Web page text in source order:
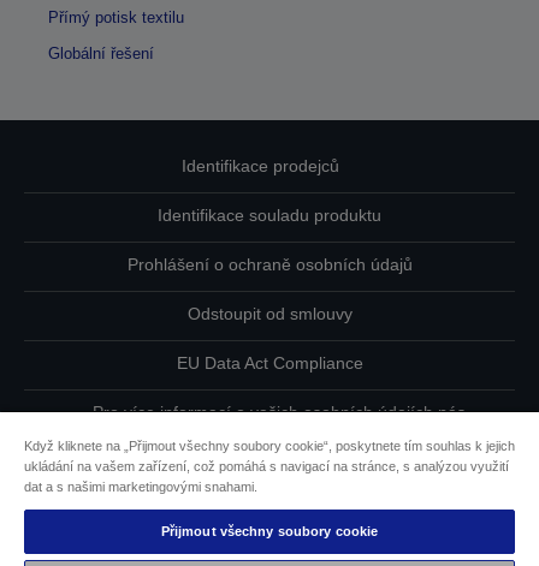
Přímý potisk textilu
Globální řešení
Identifikace prodejců
Identifikace souladu produktu
Prohlášení o ochraně osobních údajů
Odstoupit od smlouvy
EU Data Act Compliance
Pro více informací o vašich osobních údajích nás
Informace o souborech cookie
Závazek usnadnění přístupu společnosti Epson
Když kliknete na „Přijmout všechny soubory cookie“, poskytnete tím souhlas k jejich
ukládání na vašem zařízení, což pomáhá s navigací na stránce, s analýzou využití
dat a s našimi marketingovými snahami.
Přijmout všechny soubory cookie